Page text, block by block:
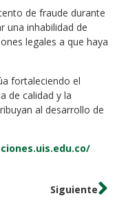
de fraude durante
una inhabilidad de
legales a que haya
fortaleciendo el
de calidad y la
al desarrollo de
Siguiente